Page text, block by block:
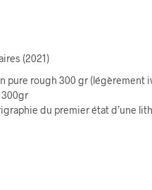
(2021)
pure rough 300 gr (légèrement
du premier état d’une